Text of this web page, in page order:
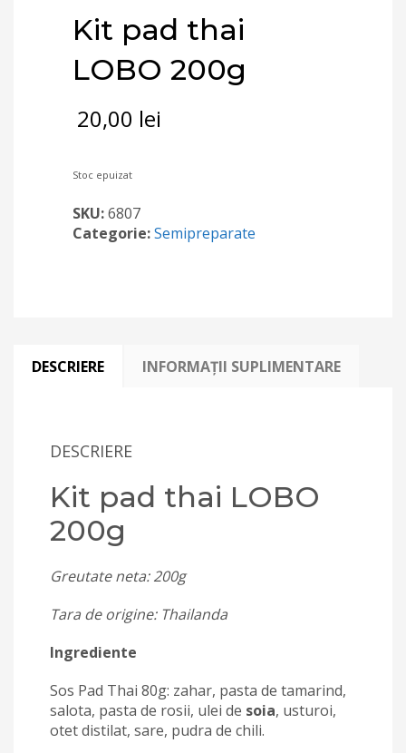
Kit pad thai
LOBO 200g
20,00 lei
Stoc epuizat
SKU:6807
Categorie:Semipreparate
DESCRIERE INFORMAȚII SUPLIMENTARE
DESCRIERE
Kit pad thai LOBO
200g
Greutate neta: 200g
Tara de origine: Thailanda
Ingrediente
Sos Pad Thai 80g: zahar, pasta de tamarind,
salota, pasta de rosii, ulei de soia, usturoi,
otet distilat, sare, pudra de chili.